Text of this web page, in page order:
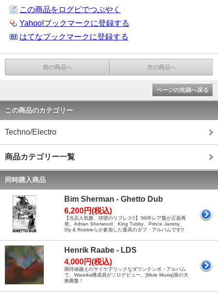
この商品をログピでつぶやく
Yahoo!ブックマークに登録する
はてなブックマークに登録する
前の商品へ 次の商品へ
ページの先頭へ戻る
この商品のカテゴリー
Techno/Electro
商品カテゴリー一覧
同時購入商品
Bim Sherman - Ghetto Dub
6,200円(税込)
【当店人気盤、待望のリプレス!!】'88年レア盤が正規再
発。Adrian Sherwood、King Tubby、Prince Jammy、
Sly & Robbieらが参加した最高のダブ・アルバムです!!
Henrik Raabe - LDS
4,000円(税込)
期待値越えのサイケデリックなダウンテンポ・アルバム
で、Wareika構成員がソロデビュー。[Mule Musiq]発の大
推薦盤！